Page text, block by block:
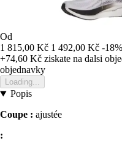
Od
1 815,00 Kč 1 492,00 Kč -18%
+74,60 Kč ziskate na dalsi
objednavky
Loading...
Popis
Coupe : ajustée
: